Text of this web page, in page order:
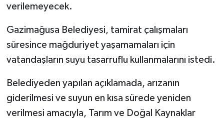
verilemeyecek.
Gazimağusa Belediyesi, tamirat çalışmaları
süresince mağduriyet yaşamamaları için
vatandaşların suyu tasarruflu kullanmalarını istedi.
Belediyeden yapılan açıklamada, arızanın
giderilmesi ve suyun en kısa sürede yeniden
verilmesi amacıyla, Tarım ve Doğal Kaynaklar